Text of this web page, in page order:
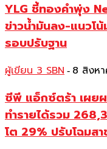
YLG ชี้ทองคำพุ่ง
ข่าวน้ำมันลง-แนวโ
รอบปรับฐาน
ผู้เขียน 3 SBN - 8 สิงห
ซีพี แอ็กซ์ตร้า เผย
ทำรายได้รวม
โต 29% ปรับโฉมส